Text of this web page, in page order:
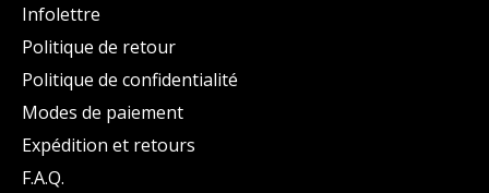
Infolettre
Politique de retour
Politique de confidentialité
Modes de paiement
Expédition et retours
F.A.Q.